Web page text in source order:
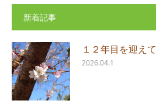
新着記事
１２年目を迎えて
2026.04.1